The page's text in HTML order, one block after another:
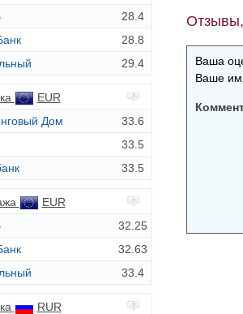
28.4
28.8
29.4
EUR
Дом
33.6
33.5
33.5
EUR
32.25
32.63
33.4
RUR
Ваша
Ваше